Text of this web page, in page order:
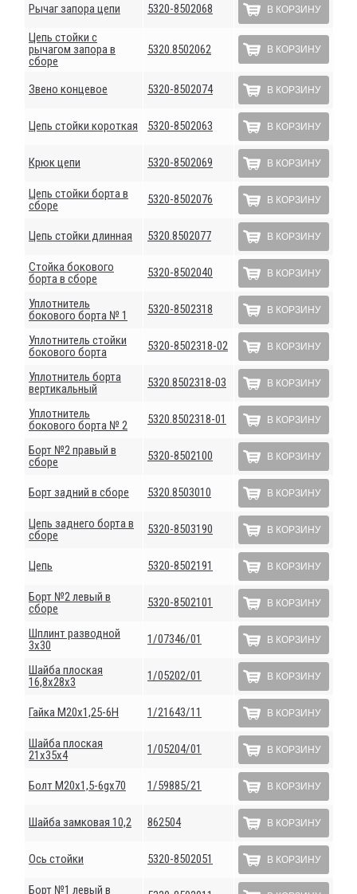
Рычаг запора цепи 5320-8502068 В КОРЗИНУ
Цепь стойки с
рычагом запора в
сборе
5320.8502062 В КОРЗИНУ
Звено концевое 5320-8502074 В КОРЗИНУ
Цепь стойки короткая 5320-8502063 В КОРЗИНУ
Крюк цепи 5320-8502069 В КОРЗИНУ
Цепь стойки борта в
сборе
5320-8502076 В КОРЗИНУ
Цепь стойки длинная 5320.8502077 В КОРЗИНУ
Стойка бокового
борта в сборе
5320-8502040 В КОРЗИНУ
Уплотнитель
бокового борта № 1
5320-8502318 В КОРЗИНУ
Уплотнитель стойки
бокового борта
5320-8502318-02 В КОРЗИНУ
Уплотнитель борта
вертикальный
5320.8502318-03 В КОРЗИНУ
Уплотнитель
бокового борта № 2
5320.8502318-01 В КОРЗИНУ
Борт №2 правый в
сборе
5320-8502100 В КОРЗИНУ
Борт задний в сборе 5320.8503010 В КОРЗИНУ
Цепь заднего борта в
сборе
5320-8503190 В КОРЗИНУ
Цепь 5320-8502191 В КОРЗИНУ
Борт №2 левый в
сборе
5320-8502101 В КОРЗИНУ
Шплинт разводной
3х30
1/07346/01 В КОРЗИНУ
Шайба плоская
16,8х28х3
1/05202/01 В КОРЗИНУ
Гайка М20х1,25-6Н 1/21643/11 В КОРЗИНУ
Шайба плоская
21х35х4
1/05204/01 В КОРЗИНУ
Болт М20х1,5-6gх70 1/59885/21 В КОРЗИНУ
Шайба замковая 10,2 862504 В КОРЗИНУ
Ось стойки 5320-8502051 В КОРЗИНУ
Борт №1 левый в